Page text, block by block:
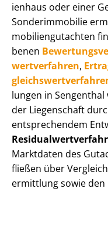
i­en­haus oder einer
Sonderimmobilie
mo­bi­li­en­gut­ach­ten
be­nen
wert­ver­fah­ren,
lun­gen in
der Liegenschaft
entsprechendem
Marktdaten des
fließen über
ermitt­lung sowie